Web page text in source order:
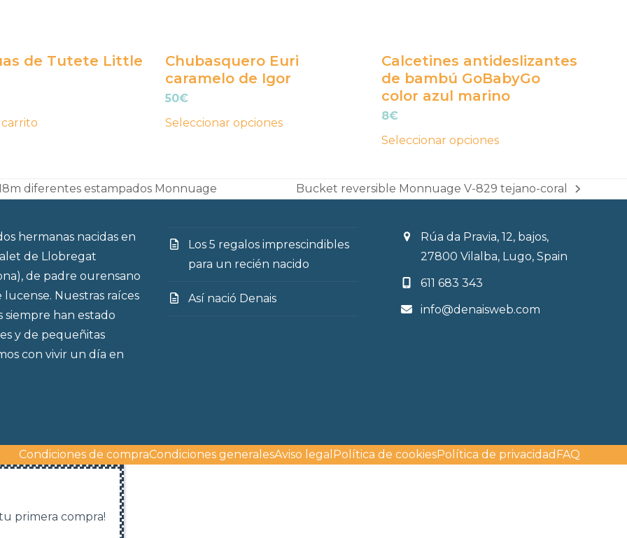
de Tutete Little
Chubasquero Euri
caramelo de Igor
50€
Seleccionar opciones
la
página
producto
Calcetines antideslizantes
de bambú GoBabyGo
color azul marino
8€
Seleccionar opciones
la
página
diferentes estampados Monnuage
next
Bucket reversible Monnuage V-829 tejano-coral
hermanas nacidas en
de Llobregat
de padre ourensano
lucense. Nuestras raíces
siempre han estado
y de pequeñitas
con vivir un día en
Los 5 regalos imprescindibles
para un recién nacido
Así nació Denais
Rúa da Pravia, 12, bajos,
27800 Vilalba, Lugo, Spain
611 683 343
info@denaisweb.com
Condiciones de compraCondiciones generalesAviso legal Política de cookiesPolítica de privacidad FAQ
primera compra!